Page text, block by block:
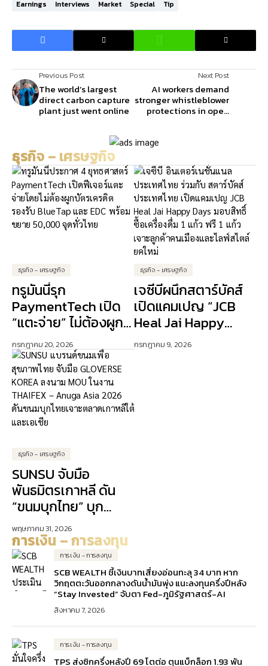
Earnings Interviews Market Special Tip
Previous Post
The world’s largest
direct carbon capture
plant just went online
Next Post
AI workers demand
stronger whistleblower
protections in open
ธุรกิจ – เศรษฐกิจ
ธุรกิจ - เศรษฐกิจ
ทรูมันนี่รุก
PaymentTech เปิด
“แตะจ่าย” ไม่ต้องผูก
บัตรเครดิต ปักธง AI
ขับเคลื่อนการเงิน
ดิจิทัล
กรกฎาคม 20, 2026
ธุรกิจ - เศรษฐกิจ
เจซีบีผนึกสตาร์บัคส์
เปิดแคมเปญ “JCB
Heal Jai Happy
Days” ดัน Lifestyle
Experience เจาะ
กรกฎาคม 9, 2026
ธุรกิจ - เศรษฐกิจ
SUNSU จับมือ
พันธมิตรเกาหลี ดัน
“ขนมบุกไทย” บุก
ตลาดเอเชีย
พฤษภาคม 31, 2026
การเงิน – การลงทุน
การเงิน - การลงทุน
SCB WEALTH ชี้เงินบาทเสี่ยงอ่อนทะลุ 34 บาท หาก
วิกฤตตะวันออกกลางดันน้ำมันพุ่ง แนะลงทุนครึ่งปีหลัง
“Stay Invested” จับตา Fed-ภูมิรัฐศาสตร์-AI
สิงหาคม 7, 2026
การเงิน - การลงทุน
TPS ส่งซิกครึ่งหลังปี 69 โตต่อ ตุนแบ็กล็อก 1.93 พัน